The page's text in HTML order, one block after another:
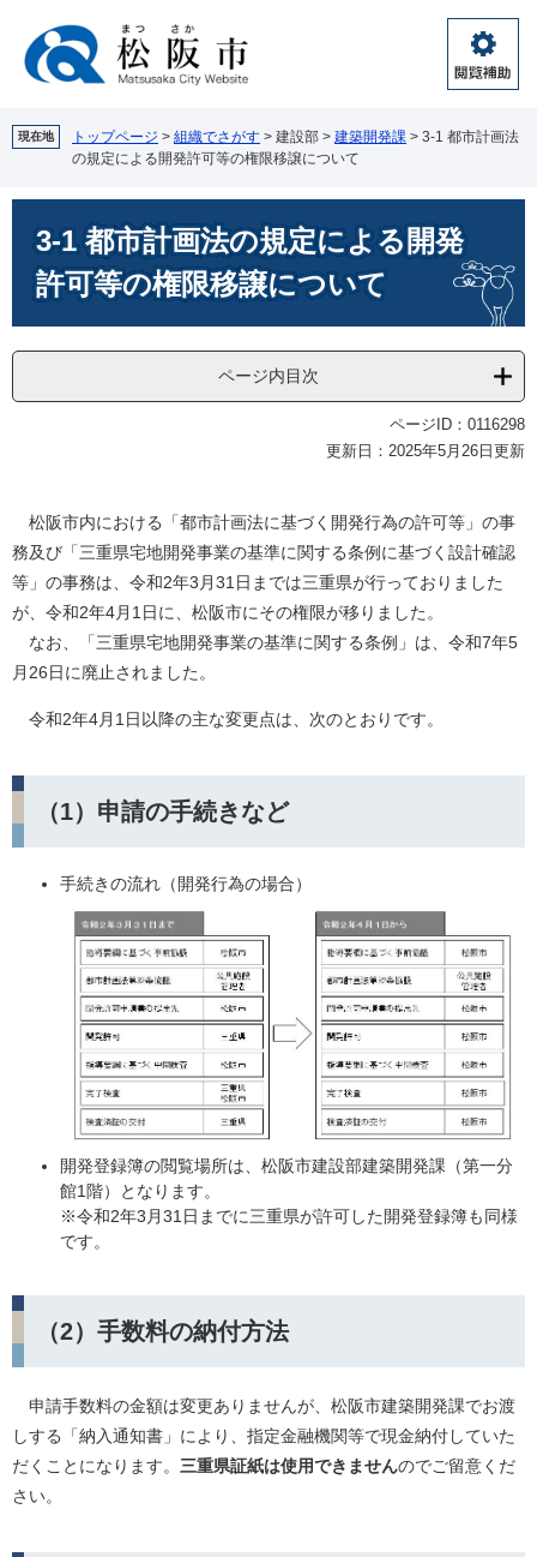
閲
覧
助
現在地 トップページ > 組織でさがす > 建設部 > 建築開発課 > 3-1 都市計画法
の規定による開発許可等の権限移譲について
3-1 都市計画法の規定による開発
許可等の権限移譲について
ページ内目次
ページID：0116298
更新日：2025年5月26日更新
松阪市内における「都市計画法に基づく開発行為の許可等」の事
務及び「三重県宅地開発事業の基準に関する条例に基づく設計確認
等」の事務は、令和2年3月31日までは三重県が行っておりました
が、令和2年4月1日に、松阪市にその権限が移りました。
なお、「三重県宅地開発事業の基準に関する条例」は、令和7年5
月26日に廃止されました。
令和2年4月1日以降の主な変更点は、次のとおりです。
（1）申請の手続きなど
手続きの流れ（開発行為の場合）
開発登録簿の閲覧場所は、松阪市建設部建築開発課（第一分
館1階）となります。
※令和2年3月31日までに三重県が許可した開発登録簿も同様
です。
（2）手数料の納付方法
申請手数料の金額は変更ありませんが、松阪市建築開発課でお渡
しする「納入通知書」により、指定金融機関等で現金納付していた
だくことになります。 三重県証紙は使用できませんのでご留意くだ
さい。